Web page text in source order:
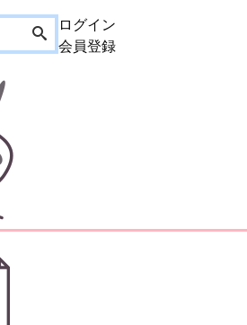
ログイン
会員登録